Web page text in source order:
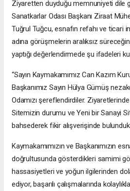
Ziyaretten duyduğu memnuniyeti dile
Sanatkarlar Odası Başkanı Ziraat
Tuğrul Tuğcu, esnafın refahı ve ticari
adına görüşmelerin aralıksız
yaptığı değerlendirmede şu ifadeleri
“Sayın Kaymakamımız Can Kazım
Başkanımız Sayın Hülya Gümüş
Odamızı şereflendirdiler.
Sitemizin durumu ve Yeni bir Sanayi
bahsederek fikir alışverişinde
Kaymakamımızın ve Başkanımızın
doğrultusunda gösterdikleri samimi
hassasiyetleri ve yoğun ilgilerinden
ediyor, başarılı çalışmalarında